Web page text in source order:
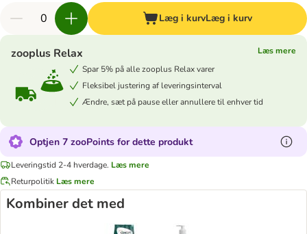
Læg i kurvLæg i kurv
zooplus Relax
Læs mere
Spar 5% på alle zooplus Relax varer
Fleksibel justering af leveringsinterval
Ændre, sæt på pause eller annullere til enhver tid
Optjen 7 zooPoints for dette produkt
Leveringstid 2-4 hverdage. Læs mere
Returpolitik Læs mere
Kombiner det med